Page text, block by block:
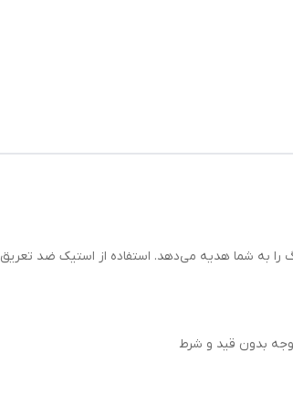
به شما هدیه می‌دهد. استفاده از استیک ضد تعریق
وجه بدون قید و شرط